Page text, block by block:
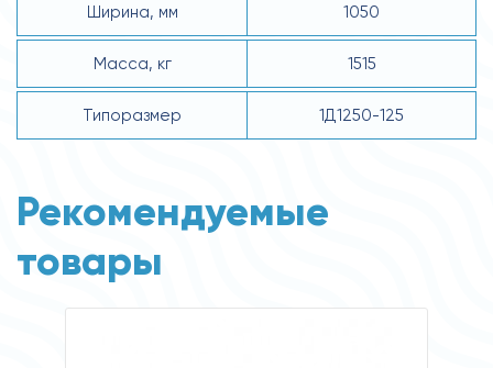
Ширина, мм 1050
Масса, кг 1515
Типоразмер 1Д1250-125
Рекомендуемые
товары